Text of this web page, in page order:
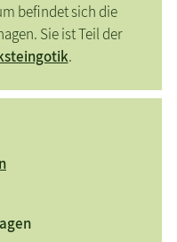
befindet sich die
Sie ist Teil der
.